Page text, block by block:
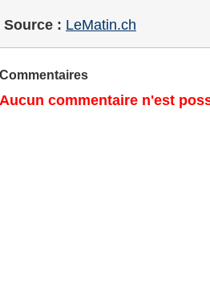
Source : LeMatin.ch
Commentaires
Aucun commentaire n'est